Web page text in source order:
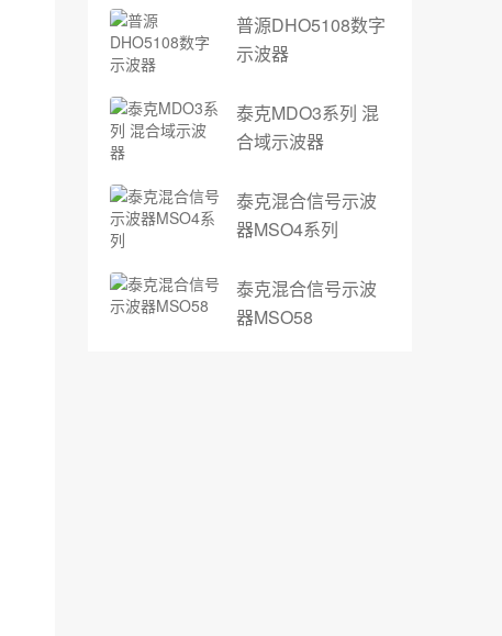
普源DHO5108数字
示波器
泰克MDO3系列 混
合域示波器
泰克混合信号示波
器MSO4系列
泰克混合信号示波
器MSO58